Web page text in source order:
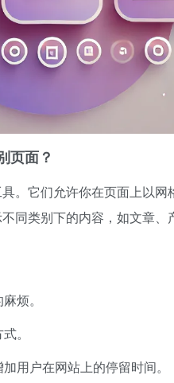
页面？
。它们允许你在页面上以
同类别下的内容，如文章、
烦。
。
用户在网站上的停留时间。